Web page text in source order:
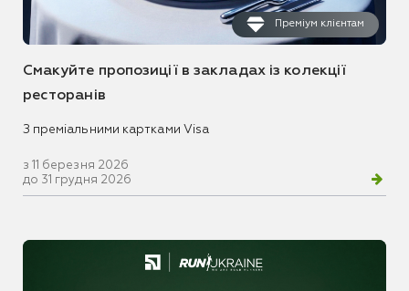
Преміум клієнтам
Смакуйте пропозиції в закладах із колекції
ресторанів
З преміальними картками Visa
з 11 березня 2026
до 31 грудня 2026